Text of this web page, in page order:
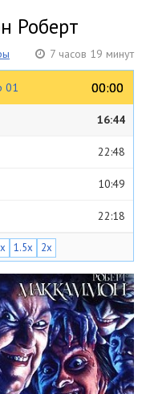
Роберт
7 часов 19 минут
01 00:00
00:00
16:44
22:48
10:49
22:18
12:42
19:47
15:16
27:49
1.5x 2x